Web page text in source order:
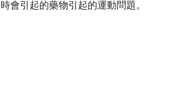
會引起的藥物引起的運動問題。